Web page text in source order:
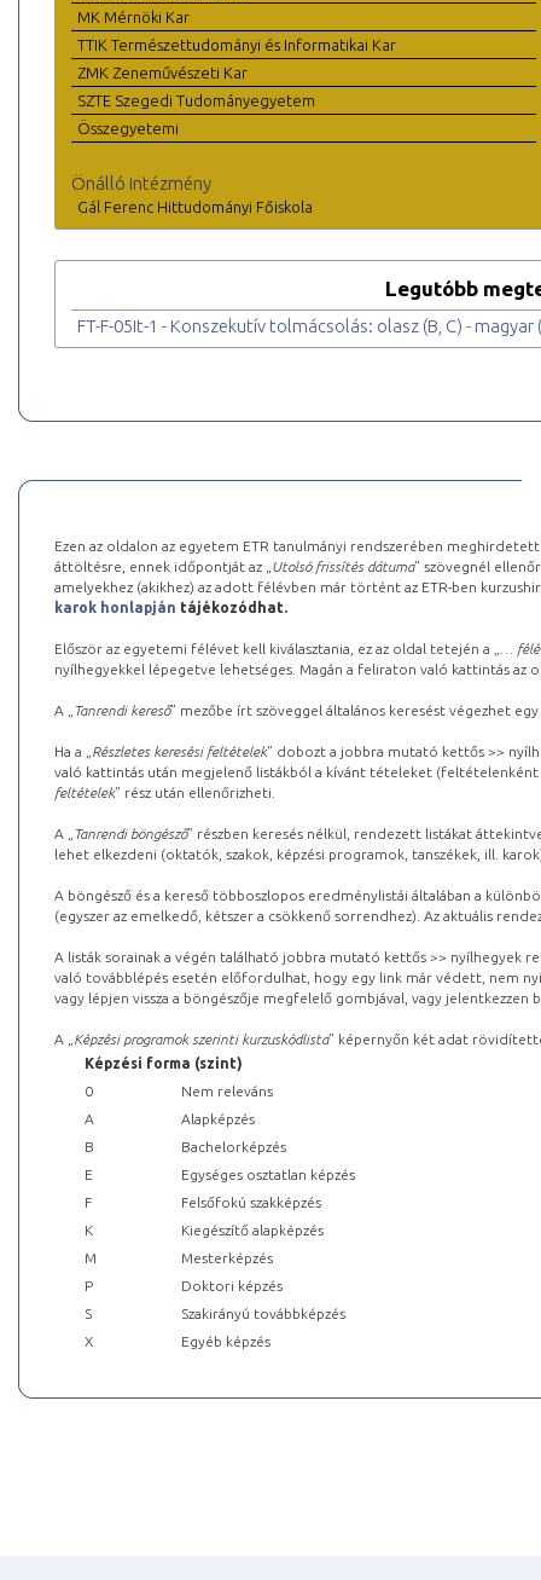
MK Mérnöki Kar
TTIK Természettudományi és Informatikai Kar
ZMK Zeneművészeti Kar
SZTE Szegedi Tudományegyetem
Összegyetemi
Önálló intézmény
Gál Ferenc Hittudományi Főiskola
Legutóbb
FT-F-05It-1 - Konszekutív tolmácsolás: olasz (B, C) - magyar
Ezen az oldalon az egyetem ETR tanulmányi rendszerében
áttöltésre, ennek időpontját az „ Utolsó frissítés dátuma” szövegnél
amelyekhez (akikhez) az adott félévben már történt az ETR-ben
karok honlapján tájékozódhat.
Először az egyetemi félévet kell kiválasztania, ez az oldal tetején a „
…
nyílhegyekkel lépegetve lehetséges. Magán a feliraton való kattintás az
A „ Tanrendi kereső” mezőbe írt szöveggel általános keresést végezhet
Ha a „ Részletes keresési feltételek” dobozt a jobbra mutató kettős >>
való kattintás után megjelenő listákból a kívánt tételeket (feltételenként
feltételek” rész után ellenőrizheti.
A „ Tanrendi böngésző” részben keresés nélkül, rendezett listákat
lehet elkezdeni (oktatók, szakok, képzési programok, tanszékek, ill.
A böngésző és a kereső többoszlopos eredménylistái általában a
(egyszer az emelkedő, kétszer a csökkenő sorrendhez). Az aktuális
A listák sorainak a végén található jobbra mutató kettős >> nyílhegyek
való továbblépés esetén előfordulhat, hogy egy link már védett, nem
vagy lépjen vissza a böngészője megfelelő gombjával, vagy
A „ Képzési programok szerinti kurzuskódlista” képernyőn két adat
Képzési forma (szint)
0
Nem releváns
A
Alapképzés
B
Bachelorképzés
E
Egységes osztatlan képzés
F
Felsőfokú szakképzés
K
Kiegészítő alapképzés
M
Mesterképzés
P
Doktori képzés
S
Szakirányú továbbképzés
X
Egyéb képzés